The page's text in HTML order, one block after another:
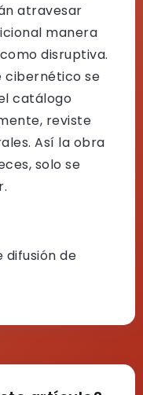
atravesar
manera
disruptiva.
cibernético se
catálogo
reviste
Así la obra
solo se
de